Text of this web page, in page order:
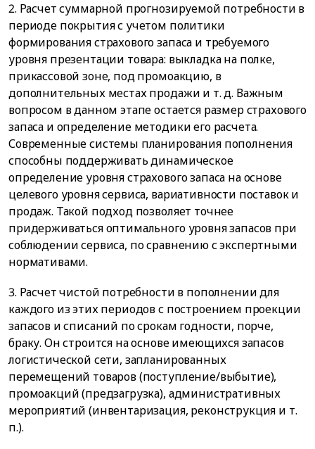
2. Расчет суммарной прогнозируемой потребности в
периоде покрытия с учетом политики
формирования страхового запаса и требуемого
уровня презентации товара: выкладка на полке,
прикассовой зоне, под промоакцию, в
дополнительных местах продажи и т. д. Важным
вопросом в данном этапе остается размер страхового
запаса и определение методики его расчета.
Современные системы планирования пополнения
способны поддерживать динамическое
определение уровня страхового запаса на основе
целевого уровня сервиса, вариативности поставок и
продаж. Такой подход позволяет точнее
придерживаться оптимального уровня запасов при
соблюдении сервиса, по сравнению с экспертными
нормативами.
3. Расчет чистой потребности в пополнении для
каждого из этих периодов с построением проекции
запасов и списаний по срокам годности, порче,
браку. Он строится на основе имеющихся запасов
логистической сети, запланированных
перемещений товаров (поступление/выбытие),
промоакций (предзагрузка), административных
мероприятий (инвентаризация, реконструкция и т.
п.).